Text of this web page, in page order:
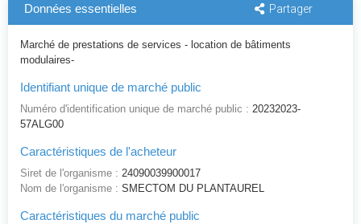
Données essentielles Partager
Marché de prestations de services - location de bâtiments
modulaires-
Identifiant unique de marché public
Numéro d'identification unique de marché public : 20232023-
57ALG00
Caractéristiques de l'acheteur
Siret de l'organisme : 24090039900017
Nom de l'organisme : SMECTOM DU PLANTAUREL
Caractéristiques du marché public